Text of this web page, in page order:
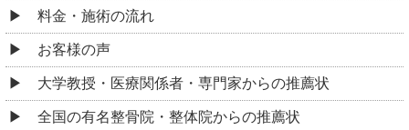
料金・施術の流れ
お客様の声
大学教授・医療関係者・専門家からの推薦状
全国の有名整骨院・整体院からの推薦状